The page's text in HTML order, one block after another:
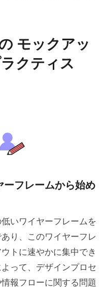
モックアッ
クティス
ーフレームから始め
いワイヤーフレームを
り、このワイヤーフレ
トに速やかに集中でき
って、デザインプロセ
報フローに関する問題